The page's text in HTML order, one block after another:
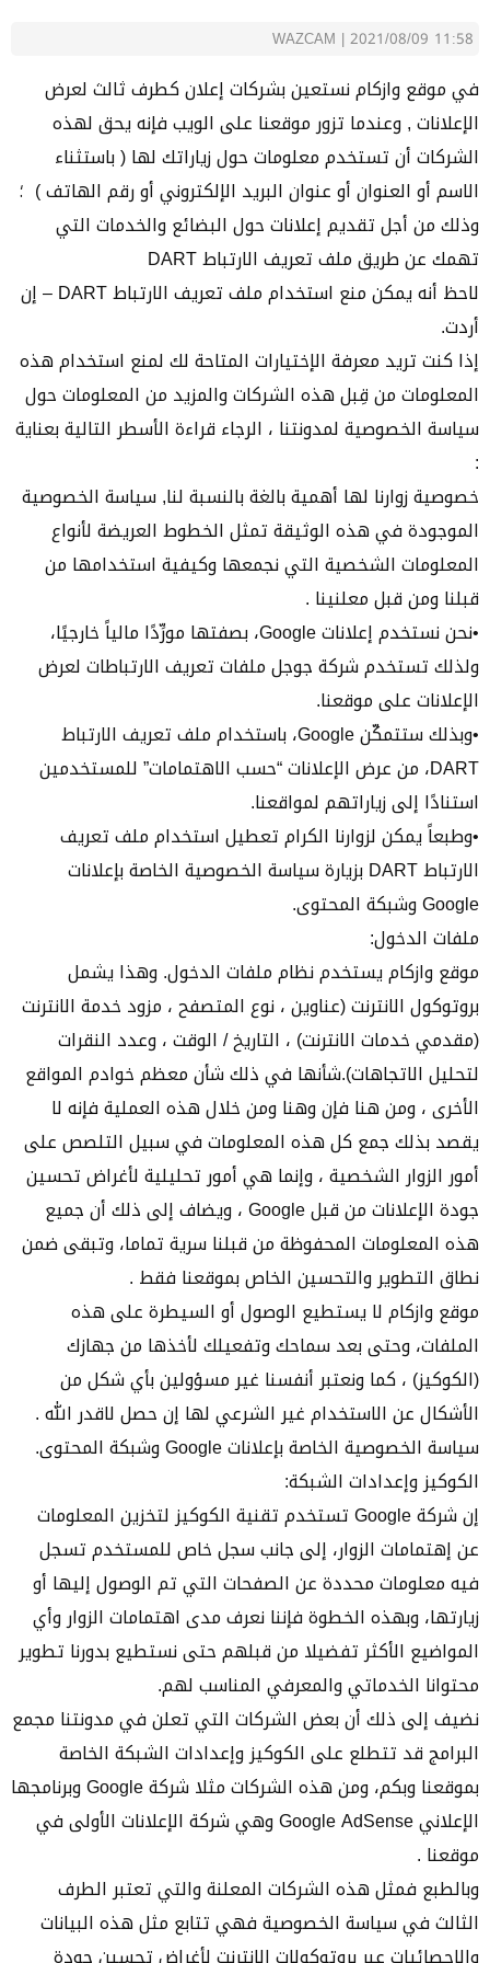
WAZCAM | 2021/08/09 11:58
في موقع وازكامنستعين بشركات إعلان كطرف ثالث لعرض
الإعلانات , وعندما تزور موقعنا على الويب فإنه يحق لهذه
الشركات أن تستخدم معلومات حول زياراتك لها ( باستثناء
الاسم أو العنوان أو عنوان البريد الإلكتروني أو رقم الهاتف ) ؛
وذلك من أجل تقديم إعلانات حول البضائع والخدمات التي
تهمك عن طريق ملف تعريف الارتباط DART
لاحظ أنه يمكن منع استخدام ملف تعريف الارتباط DART – إن
أردت.
إذا كنت تريد معرفة الإختيارات المتاحة لك لمنع استخدام هذه
المعلومات من قِبل هذه الشركات والمزيد من المعلومات حول
سياسة الخصوصية لمدونتنا ، الرجاء قراءة الأسطر التالية بعناية
:
خصوصية زوارنا لها أهمية بالغة بالنسبة لنا, سياسة الخصوصية
الموجودة في هذه الوثيقة تمثل الخطوط العريضة لأنواع
المعلومات الشخصية التي نجمعها وكيفية استخدامها من
قبلنا ومن قبل معلنينا .
•نحن نستخدم إعلانات Google، بصفتها مورِّدًا مالياً خارجيًا،
ولذلك تستخدم شركة جوجل ملفات تعريف الارتباطات لعرض
الإعلانات على موقعنا.
•وبذلك ستتمكّن Google، باستخدام ملف تعريف الارتباط
DART، من عرض الإعلانات “حسب الاهتمامات” للمستخدمين
استنادًا إلى زياراتهم لمواقعنا.
•وطبعاً يمكن لزوارنا الكرام تعطيل استخدام ملف تعريف
الارتباط DART بزيارة سياسة الخصوصية الخاصة بإعلانات
Google وشبكة المحتوى.
ملفات الدخول:
موقع وازكام يستخدم نظام ملفات الدخول. وهذا يشمل
بروتوكول الانترنت (عناوين ، نوع المتصفح ، مزود خدمة الانترنت
(مقدمي خدمات الانترنت) ، التاريخ / الوقت ، وعدد النقرات
لتحليل الاتجاهات).شأنها في ذلك شأن معظم خوادم المواقع
الأخرى ، ومن هنا فإن وهنا ومن خلال هذه العملية فإنه لا
يقصد بذلك جمع كل هذه المعلومات في سبيل التلصص على
أمور الزوار الشخصية ، وإنما هي أمور تحليلية لأغراض تحسين
جودة الإعلانات من قبل Google ، ويضاف إلى ذلك أن جميع
هذه المعلومات المحفوظة من قبلنا سرية تماما، وتبقى ضمن
نطاق التطوير والتحسين الخاص بموقعنا فقط .
موقع وازكاملا يستطيع الوصول أو السيطرة على هذه
الملفات، وحتى بعد سماحك وتفعيلك لأخذها من جهازك
(الكوكيز) ، كما ونعتبر أنفسنا غير مسؤولين بأي شكل من
الأشكال عن الاستخدام غير الشرعي لها إن حصل لاقدر الله .
سياسة الخصوصية الخاصة بإعلانات Google وشبكة المحتوى.
الكوكيز وإعدادات الشبكة:
إن شركة Google تستخدم تقنية الكوكيز لتخزين المعلومات
عن إهتمامات الزوار، إلى جانب سجل خاص للمستخدم تسجل
فيه معلومات محددة عن الصفحات التي تم الوصول إليها أو
زيارتها، وبهذه الخطوة فإننا نعرف مدى اهتمامات الزوار وأي
المواضيع الأكثر تفضيلا من قبلهم حتى نستطيع بدورنا تطوير
محتوانا الخدماتي والمعرفي المناسب لهم.
نضيف إلى ذلك أن بعض الشركات التي تعلن في مدونتنا مجمع
البرامج قد تتطلع على الكوكيز وإعدادات الشبكة الخاصة
بموقعنا وبكم، ومن هذه الشركات مثلا شركة Google وبرنامجها
الإعلاني Google AdSense وهي شركة الإعلانات الأولى في
موقعنا .
وبالطبع فمثل هذه الشركات المعلنة والتي تعتبر الطرف
الثالث في سياسة الخصوصية فهي تتابع مثل هذه البيانات